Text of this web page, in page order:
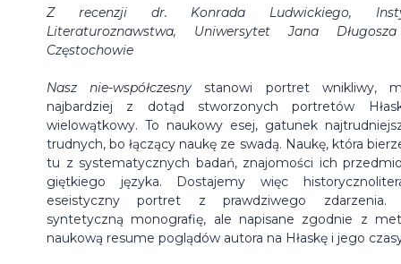
Z recenzji dr. Konrada Ludwickiego,
Literaturoznawstwa, Uniwersytet Jana
Częstochowie
Nasz nie-współczesny stanowi portret wnikliwy,
najbardziej z dotąd stworzonych portretów
wielowątkowy. To naukowy esej, gatunek
trudnych, bo łączący naukę ze swadą. Naukę, która
tu z systematycznych badań, znajomości ich
giętkiego języka. Dostajemy więc
eseistyczny portret z prawdziwego zdarzenia.
syntetyczną monografię, ale napisane zgodnie z
naukową resume poglądów autora na Hłaskę i jego